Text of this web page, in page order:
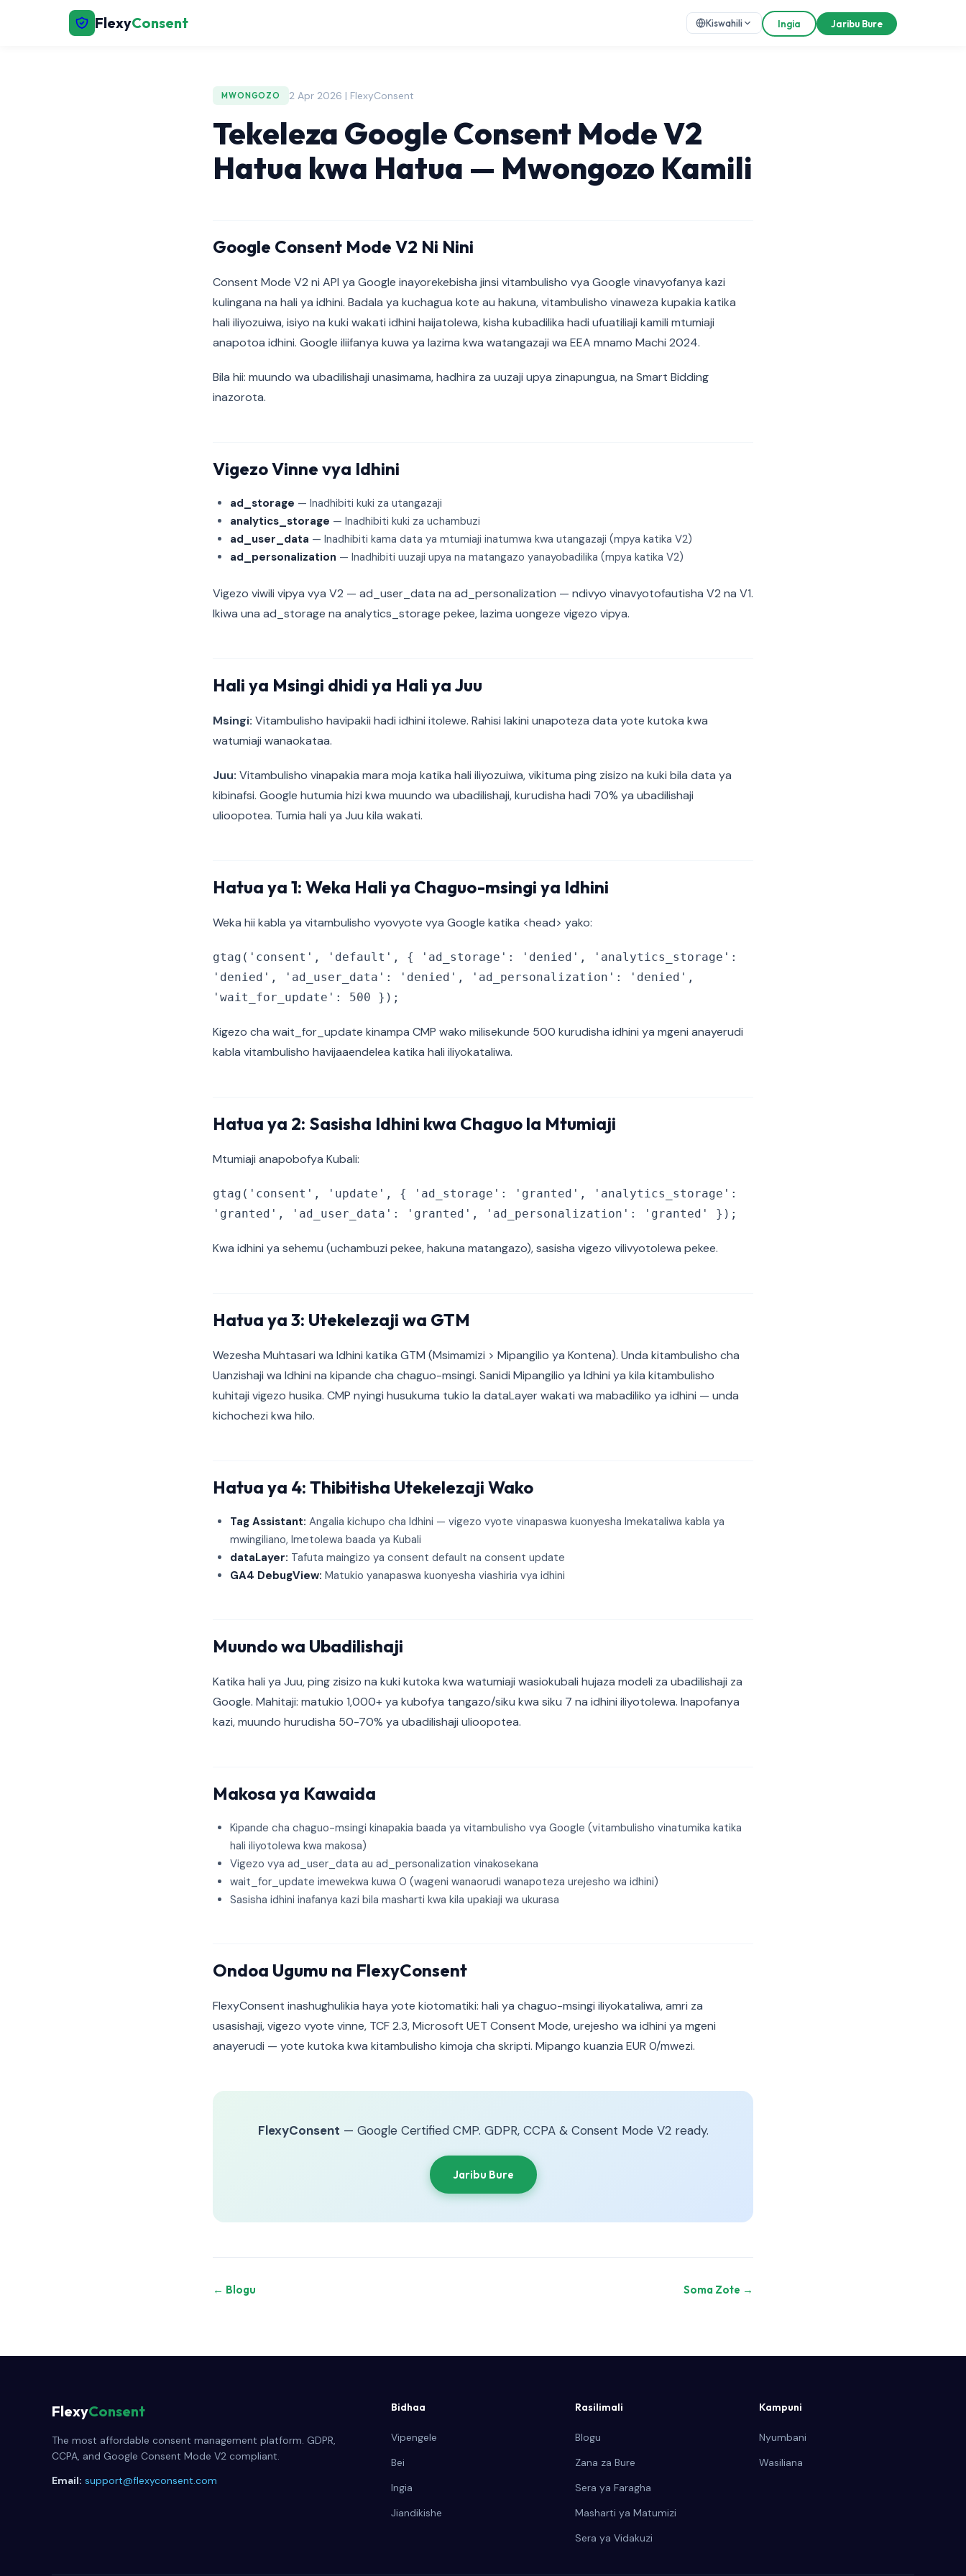
FlexyConsent Kiswahili Ingia Jaribu Bure
MWONGOZO 2 Apr 2026 | FlexyConsent
Tekeleza Google Consent Mode V2
Hatua kwa Hatua — Mwongozo Kamili
Google Consent Mode V2 Ni Nini
Consent Mode V2 ni API ya Google inayorekebisha jinsi vitambulisho vya Google vinavyofanya kazi
kulingana na hali ya idhini. Badala ya kuchagua kote au hakuna, vitambulisho vinaweza kupakia katika
hali iliyozuiwa, isiyo na kuki wakati idhini haijatolewa, kisha kubadilika hadi ufuatiliaji kamili mtumiaji
anapotoa idhini. Google iliifanya kuwa ya lazima kwa watangazaji wa EEA mnamo Machi 2024.
Bila hii: muundo wa ubadilishaji unasimama, hadhira za uuzaji upya zinapungua, na Smart Bidding
inazorota.
Vigezo Vinne vya Idhini
ad_storage — Inadhibiti kuki za utangazaji
analytics_storage — Inadhibiti kuki za uchambuzi
ad_user_data — Inadhibiti kama data ya mtumiaji inatumwa kwa utangazaji (mpya katika V2)
ad_personalization — Inadhibiti uuzaji upya na matangazo yanayobadilika (mpya katika V2)
Vigezo viwili vipya vya V2 — ad_user_data na ad_personalization — ndivyo vinavyotofautisha V2 na V1.
Ikiwa una ad_storage na analytics_storage pekee, lazima uongeze vigezo vipya.
Hali ya Msingi dhidi ya Hali ya Juu
Msingi: Vitambulisho havipakii hadi idhini itolewe. Rahisi lakini unapoteza data yote kutoka kwa
watumiaji wanaokataa.
Juu: Vitambulisho vinapakia mara moja katika hali iliyozuiwa, vikituma ping zisizo na kuki bila data ya
kibinafsi. Google hutumia hizi kwa muundo wa ubadilishaji, kurudisha hadi 70% ya ubadilishaji
ulioopotea. Tumia hali ya Juu kila wakati.
Hatua ya 1: Weka Hali ya Chaguo-msingi ya Idhini
Weka hii kabla ya vitambulisho vyovyote vya Google katika <head> yako:
gtag('consent', 'default', { 'ad_storage': 'denied', 'analytics_storage':
'denied', 'ad_user_data': 'denied', 'ad_personalization': 'denied',
'wait_for_update': 500 });
Kigezo cha wait_for_update kinampa CMP wako milisekunde 500 kurudisha idhini ya mgeni anayerudi
kabla vitambulisho havijaaendelea katika hali iliyokataliwa.
Hatua ya 2: Sasisha Idhini kwa Chaguo la Mtumiaji
Mtumiaji anapobofya Kubali:
gtag('consent', 'update', { 'ad_storage': 'granted', 'analytics_storage':
'granted', 'ad_user_data': 'granted', 'ad_personalization': 'granted' });
Kwa idhini ya sehemu (uchambuzi pekee, hakuna matangazo), sasisha vigezo vilivyotolewa pekee.
Hatua ya 3: Utekelezaji wa GTM
Wezesha Muhtasari wa Idhini katika GTM (Msimamizi > Mipangilio ya Kontena). Unda kitambulisho cha
Uanzishaji wa Idhini na kipande cha chaguo-msingi. Sanidi Mipangilio ya Idhini ya kila kitambulisho
kuhitaji vigezo husika. CMP nyingi husukuma tukio la dataLayer wakati wa mabadiliko ya idhini — unda
kichochezi kwa hilo.
Hatua ya 4: Thibitisha Utekelezaji Wako
Tag Assistant: Angalia kichupo cha Idhini — vigezo vyote vinapaswa kuonyesha Imekataliwa kabla ya
mwingiliano, Imetolewa baada ya Kubali
dataLayer: Tafuta maingizo ya consent default na consent update
GA4 DebugView: Matukio yanapaswa kuonyesha viashiria vya idhini
Muundo wa Ubadilishaji
Katika hali ya Juu, ping zisizo na kuki kutoka kwa watumiaji wasiokubali hujaza modeli za ubadilishaji za
Google. Mahitaji: matukio 1,000+ ya kubofya tangazo/siku kwa siku 7 na idhini iliyotolewa. Inapofanya
kazi, muundo hurudisha 50-70% ya ubadilishaji ulioopotea.
Makosa ya Kawaida
Kipande cha chaguo-msingi kinapakia baada ya vitambulisho vya Google (vitambulisho vinatumika katika
hali iliyotolewa kwa makosa)
Vigezo vya ad_user_data au ad_personalization vinakosekana
wait_for_update imewekwa kuwa 0 (wageni wanaorudi wanapoteza urejesho wa idhini)
Sasisha idhini inafanya kazi bila masharti kwa kila upakiaji wa ukurasa
Ondoa Ugumu na FlexyConsent
FlexyConsent inashughulikia haya yote kiotomatiki: hali ya chaguo-msingi iliyokataliwa, amri za
usasishaji, vigezo vyote vinne, TCF 2.3, Microsoft UET Consent Mode, urejesho wa idhini ya mgeni
anayerudi — yote kutoka kwa kitambulisho kimoja cha skripti. Mipango kuanzia EUR 0/mwezi.
FlexyConsent — Google Certified CMP. GDPR, CCPA & Consent Mode V2 ready.
Jaribu Bure
← Blogu Soma Zote →
FlexyConsent
The most affordable consent management platform. GDPR,
CCPA, and Google Consent Mode V2 compliant.
Email: support@flexyconsent.com
Bidhaa
Vipengele
Bei
Ingia
Jiandikishe
Rasilimali
Blogu
Zana za Bure
Sera ya Faragha
Masharti ya Matumizi
Sera ya Vidakuzi
Kampuni
Nyumbani
Wasiliana